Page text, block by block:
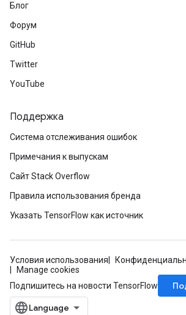
Блог
Форум
GitHub
Twitter
YouTube
Поддержка
Система отслеживания ошибок
Примечания к выпускам
Сайт Stack Overflow
Правила использования бренда
Указать TensorFlow как источник
Условия использования
Manage cookies
Подпишитесь на новости TensorFlow